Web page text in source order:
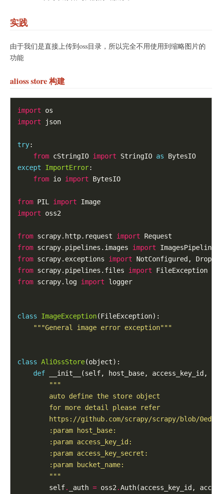
实践
由于我们是直接上传到oss目录，所以完全不用使用到缩略图片的
功能
alioss store 构建
import
import json
try:
from cStringIO import StringIO as
except
ImportError:
from io import BytesIO
from PIL import
import oss2
from scrapy.http.request import
from scrapy.pipelines.images import
from scrapy.exceptions import
from scrapy.pipelines.files import
from scrapy.log import logger
class ImageException(FileException):
"""General image error exception"""
class AliOssStore(object):
def __init__(self, host_base, access_key_id,
        """
        self
. _auth = oss2 .Auth(access_key_id,